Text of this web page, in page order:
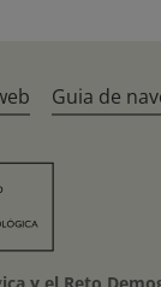
Guia de